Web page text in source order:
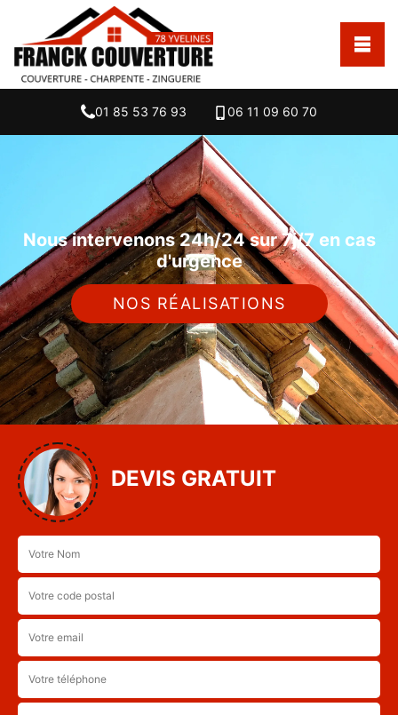
01 85 53 76 93 06 11 09 60 70
Nous intervenons 24h/24 sur 7j/7 en cas
d'urgence
NOS RÉALISATIONS
DEVIS GRATUIT